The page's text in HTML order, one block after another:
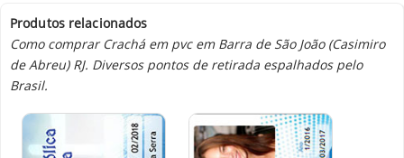
Produtos relacionados
Como comprar Crachá em pvc em Barra de São João (Casimiro
de Abreu) RJ. Diversos pontos de retirada espalhados pelo
Brasil.